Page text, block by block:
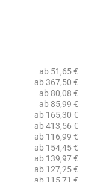
ab 51,65 €
ab 367,50 €
ab 80,08 €
ab 85,99 €
ab 165,30 €
ab 413,56 €
ab 116,99 €
ab 154,45 €
ab 139,97 €
ab 127,25 €